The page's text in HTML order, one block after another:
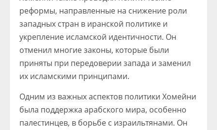
реформы, направленные на снижение роли
западных стран в иранской политике и
укрепление исламской идентичности. Он
отменил многие законы, которые были
приняты при передоверии запада и заменил
их исламскими принципами.
Одним из важных аспектов политики Хомейни
была поддержка арабского мира, особенно
палестинцев, в борьбе с израильтянами. Он